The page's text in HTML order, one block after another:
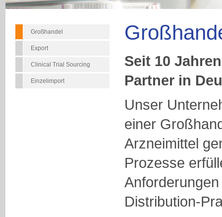
Großhandel
Export
Clinical Trial Sourcing
Einzelimport
Seit 10
Partner in
Unser
einer
Arzneimittel
Prozesse
Distribution-